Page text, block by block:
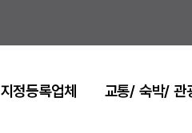
지정등록업체 교통/ 숙박/ 관